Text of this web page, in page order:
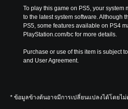
To play this game on PS5, your system
to the latest system software. Although
PS5, some features available on PS4
PlayStation.com/bc for more details.
Purchase or use of this item is subject
and User Agreement.
* ข้อมูลข้างต้นอาจมีการเปลี่ยนแปลงได้โดยไ